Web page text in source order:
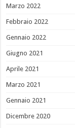
Marzo 2022
Febbraio 2022
Gennaio 2022
Giugno 2021
Aprile 2021
Marzo 2021
Gennaio 2021
Dicembre 2020